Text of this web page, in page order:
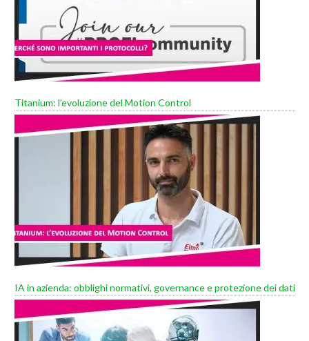
Titanium: l’evoluzione del Motion Control
IA in azienda: obblighi normativi, governance e protezione dei dati